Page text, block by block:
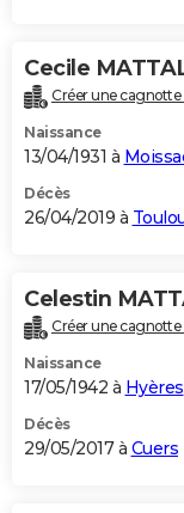
Cecile
Créer une cagnotte
Naissance
13/04/1931 à
Décès
26/04/2019 à
Celestin
Créer une cagnotte
Naissance
17/05/1942 à Hyères
Décès
29/05/2017 à Cuers